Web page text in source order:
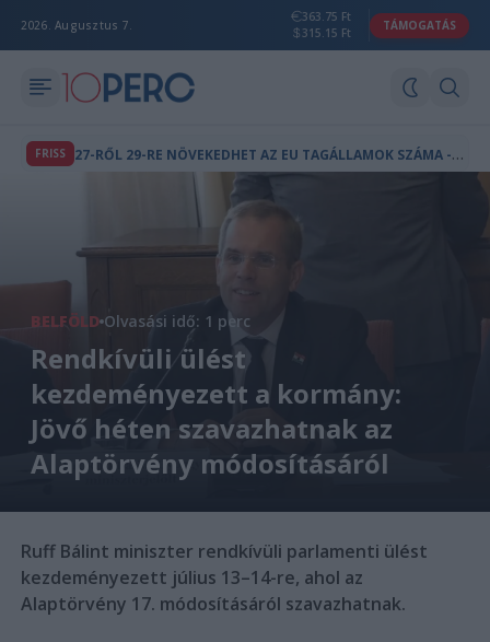
2026. Augusztus 7.
363.75 Ft
315.15 Ft
TÁMOGATÁS
FRISS 2
7-RŐL 29-RE NÖVEKEDHET AZ EU TAGÁLLAMOK SZÁMA - BRÜSSZEL PÁROS BŐVÍTÉST TERVEZ
BELFÖLD Olvasási idő: 1 perc
Rendkívüli ülést
kezdeményezett a kormány:
Jövő héten szavazhatnak az
Alaptörvény módosításáról
Ruff Bálint miniszter rendkívüli parlamenti ülést
kezdeményezett július 13–14-re, ahol az
Alaptörvény 17. módosításáról szavazhatnak.